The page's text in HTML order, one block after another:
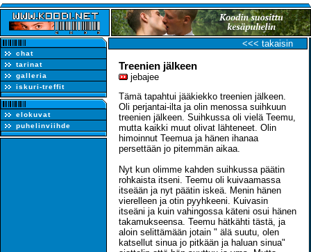
chat
tarinat
galleria
iskuri-treffit
elokuvat
puhelinviihde
<<< takaisin
Treenien jälkeen
jebajee
Tämä tapahtui jääkiekko treenien jälkeen.
Oli perjantai-ilta ja olin menossa suihkuun
treenien jälkeen. Suihkussa oli vielä Teemu,
mutta kaikki muut olivat lähteneet. Olin
himoinnut Teemua ja hänen ihanaa
persettään jo pitemmän aikaa.
Nyt kun olimme kahden suihkussa päätin
rohkaista itseni. Teemu oli kuivaamassa
itseään ja nyt päätin iskeä. Menin hänen
vierelleen ja otin pyyhkeeni. Kuivasin
itseäni ja kuin vahingossa käteni osui hänen
takamukseensa. Teemu hätkähti tästä, ja
aloin selittämään jotain " älä suutu, olen
katsellut sinua jo pitkään ja haluan sinua"